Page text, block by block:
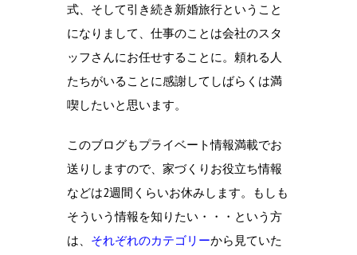
式、そして引き続き新婚旅行ということ
になりまして、仕事のことは会社のスタ
ッフさんにお任せすることに。頼れる人
たちがいることに感謝してしばらくは満
喫したいと思います。
このブログもプライベート情報満載でお
送りしますので、家づくりお役立ち情報
などは2週間くらいお休みします。もしも
そういう情報を知りたい・・・という方
は、 それぞれのカテゴリーから見ていた